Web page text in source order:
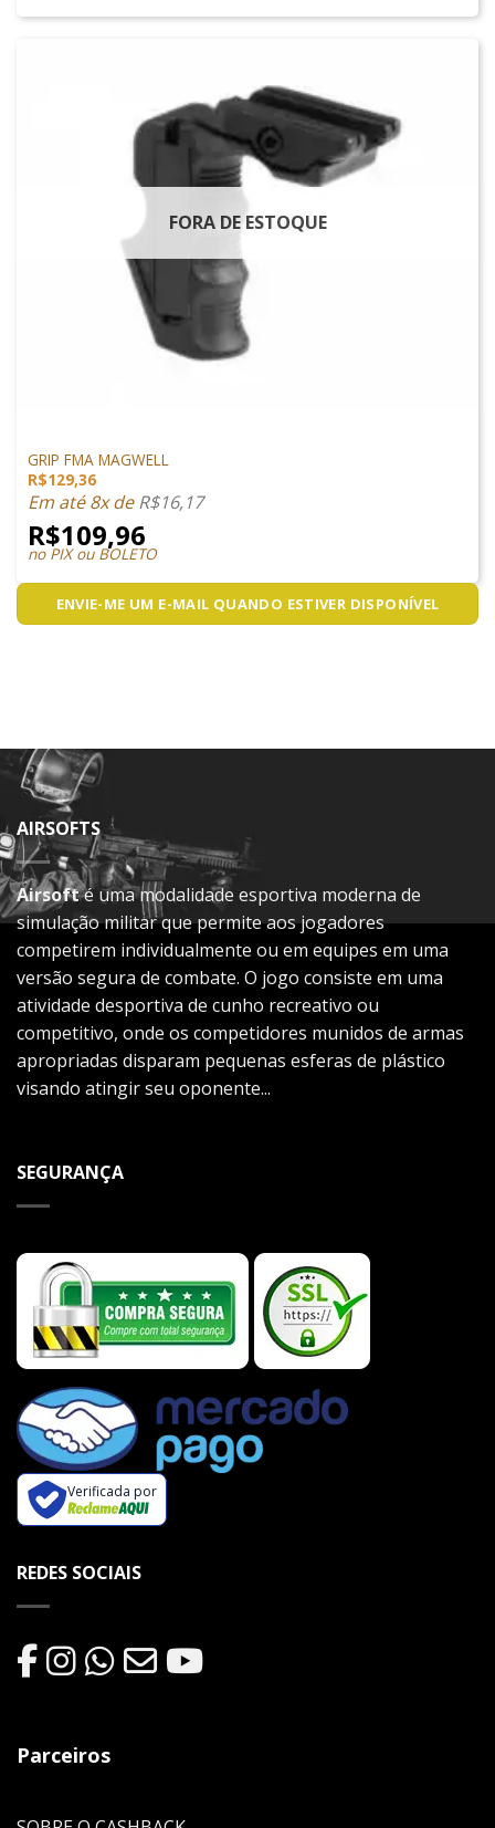
FORA DE ESTOQUE
GRIP FMA MAGWELL
R$129,36
Em até 8x deR$16,17
R$109,96
no PIX ou BOLETO
ENVIE-ME UM E-MAIL QUANDO ESTIVER DISPONÍVEL
AIRSOFTS
Airsofté uma modalidade esportiva moderna de
simulação militar que permite aos jogadores
competirem individualmente ou em equipes em uma
versão segura de combate. O jogo consiste em uma
atividade desportiva de cunho recreativo ou
competitivo, onde os competidores munidos de armas
apropriadas disparam pequenas esferas de plástico
visando atingir seu oponente...
SEGURANÇA
Verificada por
REDES SOCIAIS
Parceiros